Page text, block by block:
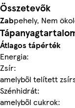
Összetevők
Zabpehely, Nem
Átlagos tápérték
Energia:
Zsír:
amelyből telített
Szénhidrát:
amelyből cukrok: